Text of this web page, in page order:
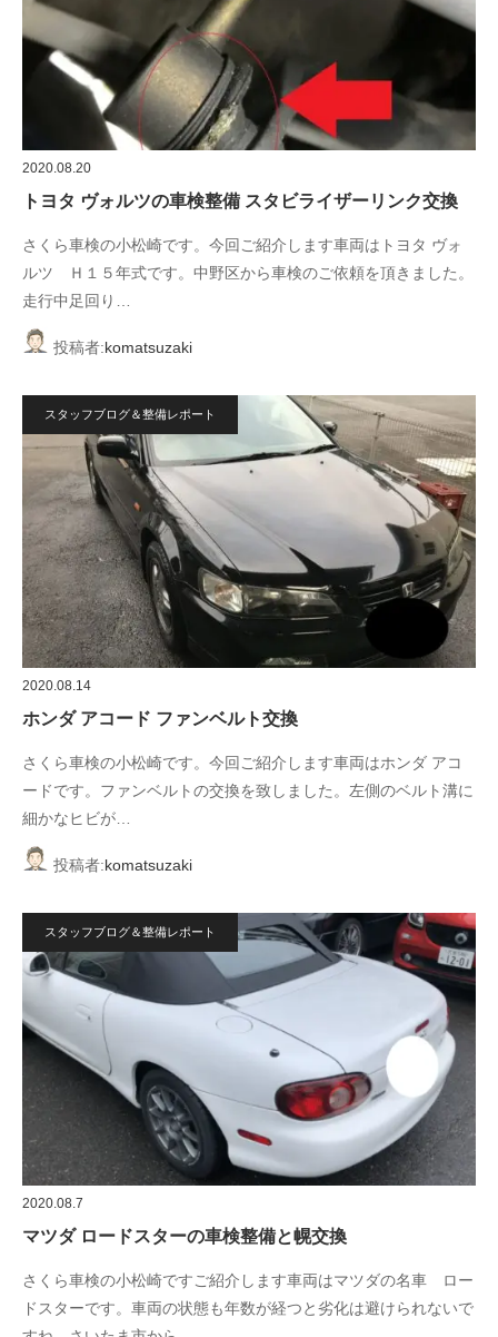
2020.08.20
トヨタ ヴォルツの車検整備 スタビライザーリンク交換
さくら車検の小松崎です。今回ご紹介します車両はトヨタ ヴォ
ルツ Ｈ１５年式です。中野区から車検のご依頼を頂きました。
走行中足回り…
投稿者:komatsuzaki
スタッフブログ＆整備レポート
2020.08.14
ホンダ アコード ファンベルト交換
さくら車検の小松崎です。今回ご紹介します車両はホンダ アコ
ードです。ファンベルトの交換を致しました。左側のベルト溝に
細かなヒビが…
投稿者:komatsuzaki
スタッフブログ＆整備レポート
2020.08.7
マツダ ロードスターの車検整備と幌交換
さくら車検の小松崎ですご紹介します車両はマツダの名車 ロー
ドスターです。車両の状態も年数が経つと劣化は避けられないで